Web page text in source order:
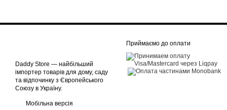
Daddy Store — найбільший
імпортер товарів для дому, саду
та відпочинку з Європейського
Союзу в Україну.
Мобільна версія
Приймаємо до оплати